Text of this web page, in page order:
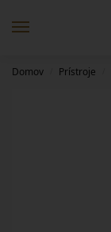
Domov Prístroje